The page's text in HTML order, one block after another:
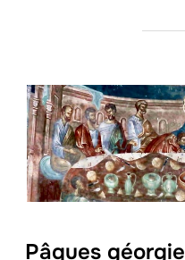
Pâques